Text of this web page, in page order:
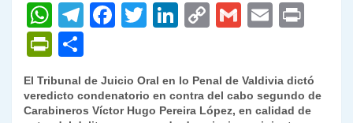
W
h
at
s
A
T
gr
a
F
e
b
T
er
Li
e
dI
C
y
Li
G
l
E
l
P
ri
nt
o
m
El Tribunal de Juicio Oral en lo Penal de Valdivia dictó
veredicto condenatorio en contra del cabo segundo de
Carabineros Víctor Hugo Pereira López, en calidad de